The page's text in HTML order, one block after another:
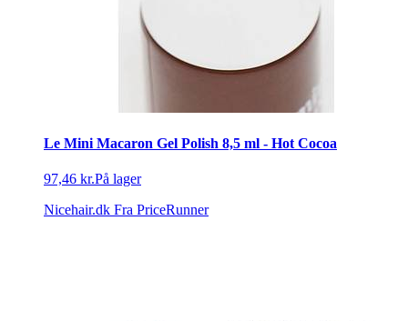
Le Mini Macaron Gel Polish 8,5 ml - Hot Cocoa
97,46 kr.På lager
Nicehair.dk Fra PriceRunner